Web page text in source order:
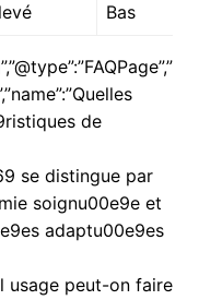
Bas
de
se distingue par
soignu00e9e et
adaptu00e9es
usage peut-on faire